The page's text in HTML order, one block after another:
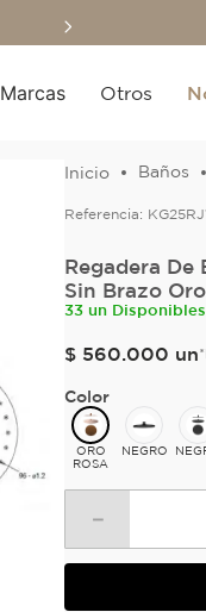
Marcas Otros
Baños
Referencia:
Regadera De
Sin Brazo
33 un Disponibles
$ 560.000 un
Color
ORO
ROSA
NEGRO
－